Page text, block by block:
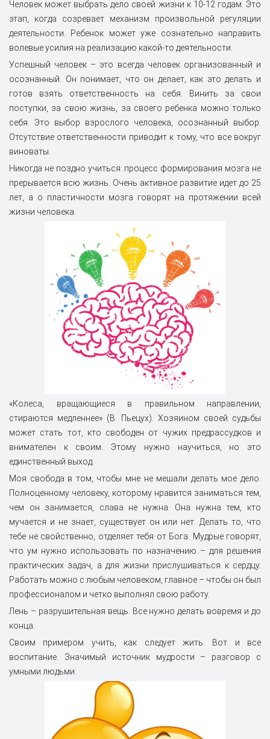
Человек может выбрать дело своей жизни к 10-12 годам. Это
этап, когда созревает механизм произвольной регуляции
деятельности. Ребенок может уже сознательно направить
волевые усилия на реализацию какой-то деятельности.
Успешный человек – это всегда человек организованный и
осознанный. Он понимает, что он делает, как это делать и
готов взять ответственность на себя. Винить за свои
поступки, за свою жизнь, за своего ребенка можно только
себя. Это выбор взрослого человека, осознанный выбор.
Отсутствие ответственности приводит к тому, что все вокруг
виноваты.
Никогда не поздно учиться: процесс формирования мозга не
прерывается всю жизнь. Очень активное развитие идет до 25
лет, а о пластичности мозга говорят на протяжении всей
жизни человека.
«Колеса, вращающиеся в правильном направлении,
стираются медленнее» (В. Пьецух). Хозяином своей судьбы
может стать тот, кто свободен от чужих предрассудков и
внимателен к своим. Этому нужно научиться, но это
единственный выход.
Моя свобода в том, чтобы мне не мешали делать мое дело.
Полноценному человеку, которому нравится заниматься тем,
чем он занимается, слава не нужна. Она нужна тем, кто
мучается и не знает, существует он или нет. Делать то, что
тебе не свойственно, отделяет тебя от Бога. Мудрые говорят,
что ум нужно использовать по назначению – для решения
практических задач, а для жизни прислушиваться к сердцу.
Работать можно с любым человеком, главное – чтобы он был
профессионалом и четко выполнял свою работу.
Лень – разрушительная вещь. Все нужно делать вовремя и до
конца.
Своим примером учить, как следует жить. Вот и все
воспитание. Значимый источник мудрости – разговор с
умными людьми.